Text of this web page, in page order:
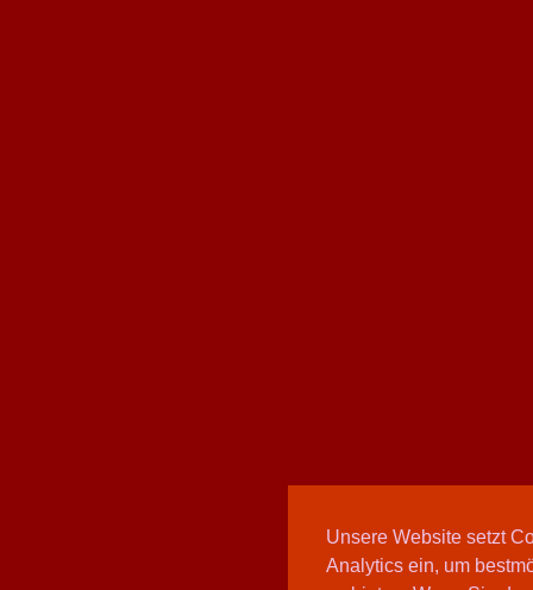
Unsere Website setzt
Analytics ein, um